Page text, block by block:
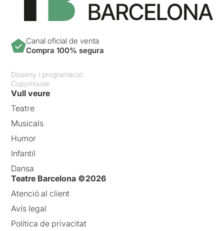
Canal oficial de venta
Compra 100% segura
Disseny i programació:
Copymouse
Vull veure
Teatre
Musicals
Humor
Infantil
Dansa
Teatre Barcelona ©2026
Atenció al client
Avís legal
Política de privacitat